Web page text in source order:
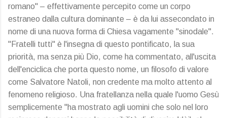
romano" – effettivamente percepito come un corpo
estraneo dalla cultura dominante – è da lui assecondato in
nome di una nuova forma di Chiesa vagamente "sinodale".
"Fratelli tutti" è l'insegna di questo pontificato, la sua
priorità, ma senza più Dio, come ha commentato, all'uscita
dell'enciclica che porta questo nome, un filosofo di valore
come Salvatore Natoli, non credente ma molto attento al
fenomeno religioso. Una fratellanza nella quale l'uomo Gesù
semplicemente "ha mostrato agli uomini che solo nel loro